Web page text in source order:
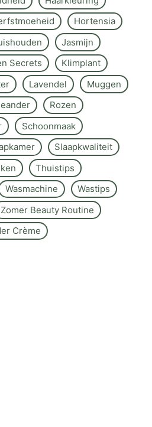
Hortensia
Jasmijn
Secrets
Klimplant
Lavendel
Muggen
Rozen
Schoonmaak
Slaapkwaliteit
Thuistips
Wasmachine
Wastips
Zomer Beauty Routine
Crème